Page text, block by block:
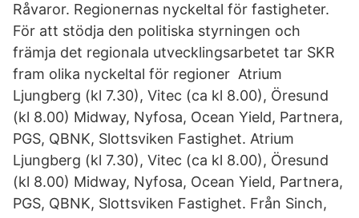
Råvaror. Regionernas nyckeltal för fastigheter.
För att stödja den politiska styrningen och
främja det regionala utvecklingsarbetet tar SKR
fram olika nyckeltal för regioner Atrium
Ljungberg (kl 7.30), Vitec (ca kl 8.00), Öresund
(kl 8.00) Midway, Nyfosa, Ocean Yield, Partnera,
PGS, QBNK, Slottsviken Fastighet. Atrium
Ljungberg (kl 7.30), Vitec (ca kl 8.00), Öresund
(kl 8.00) Midway, Nyfosa, Ocean Yield, Partnera,
PGS, QBNK, Slottsviken Fastighet. Från Sinch,